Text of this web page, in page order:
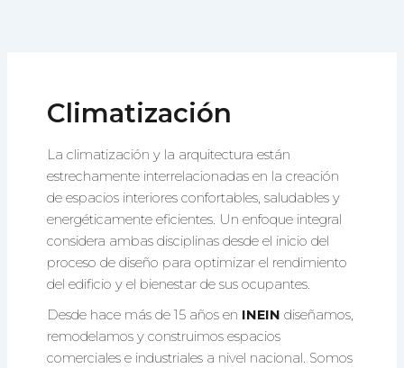
Climatización
La climatización y la arquitectura están
estrechamente interrelacionadas en la creación
de espacios interiores confortables, saludables y
energéticamente eficientes. Un enfoque integral
considera ambas disciplinas desde el inicio del
proceso de diseño para optimizar el rendimiento
del edificio y el bienestar de sus ocupantes.
Desde hace más de 15 años en INEIN diseñamos,
remodelamos y construimos espacios
comerciales e industriales a nivel nacional. Somos